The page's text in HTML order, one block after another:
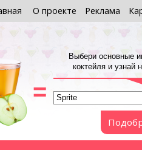
О проекте Реклама
=
Выбери основные
коктейля и узнай